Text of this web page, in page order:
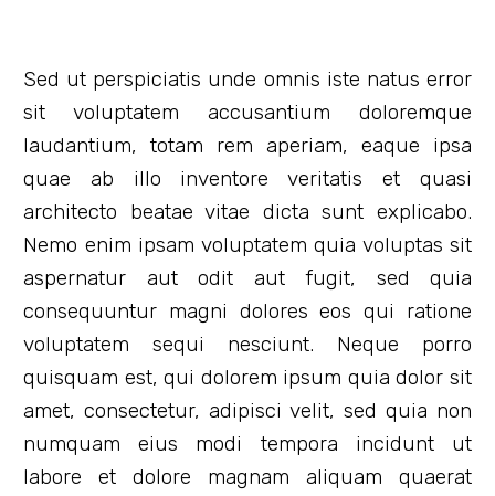
Sed ut perspiciatis unde omnis iste natus error
sit voluptatem accusantium doloremque
laudantium, totam rem aperiam, eaque ipsa
quae ab illo inventore veritatis et quasi
architecto beatae vitae dicta sunt explicabo.
Nemo enim ipsam voluptatem quia voluptas sit
aspernatur aut odit aut fugit, sed quia
consequuntur magni dolores eos qui ratione
voluptatem sequi nesciunt. Neque porro
quisquam est, qui dolorem ipsum quia dolor sit
amet, consectetur, adipisci velit, sed quia non
numquam eius modi tempora incidunt ut
labore et dolore magnam aliquam quaerat